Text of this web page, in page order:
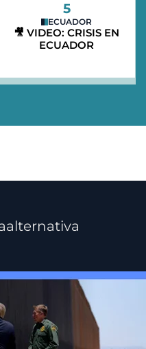
5
ECUADOR
🎥 VIDEO: CRISIS EN
ECUADOR